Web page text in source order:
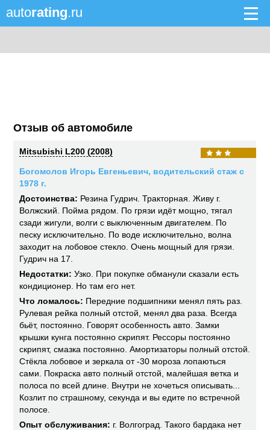
autorating.ru
Отзыв об автомобиле
Mitsubishi L200 (2008)
Богомолов Игорь Евгеньевич, водительский стаж с
1978 г.
Достоинства: Резина Гудрич. Тракторная. Живу г.
Волжский. Пойма рядом. По грязи идёт мощно, тягал
сзади жигули, волги с выключенным двигателем. По
песку исключительно. По воде исключительно, волна
заходит на лобовое стекло. Очень мощный для грязи.
Гудрич на 17.
Недостатки: Узко. При покупке обманули сказали есть
кондиционер. Но там его нет.
Что ломалось: Передние подшипники менял пять раз.
Рулевая рейка полный отстой, менял два раза. Всегда
бьёт, постоянно. Говорят особенность авто. Замки
крышки кунга постоянно скрипят. Рессоры постоянно
скрипят, смазка постоянно. Амортизаторы полный отстой.
Стёкла лобовое и зеркала от -30 мороза лопаються
сами. Покраска авто полный отстой, малейшая ветка и
полоса по всей длине. Внутри не хочеться описывать...
Козлит по страшному, секунда и вы едите по встречной
полосе.
Опыт обслуживания: г. Волгоград. Такого бардака нет